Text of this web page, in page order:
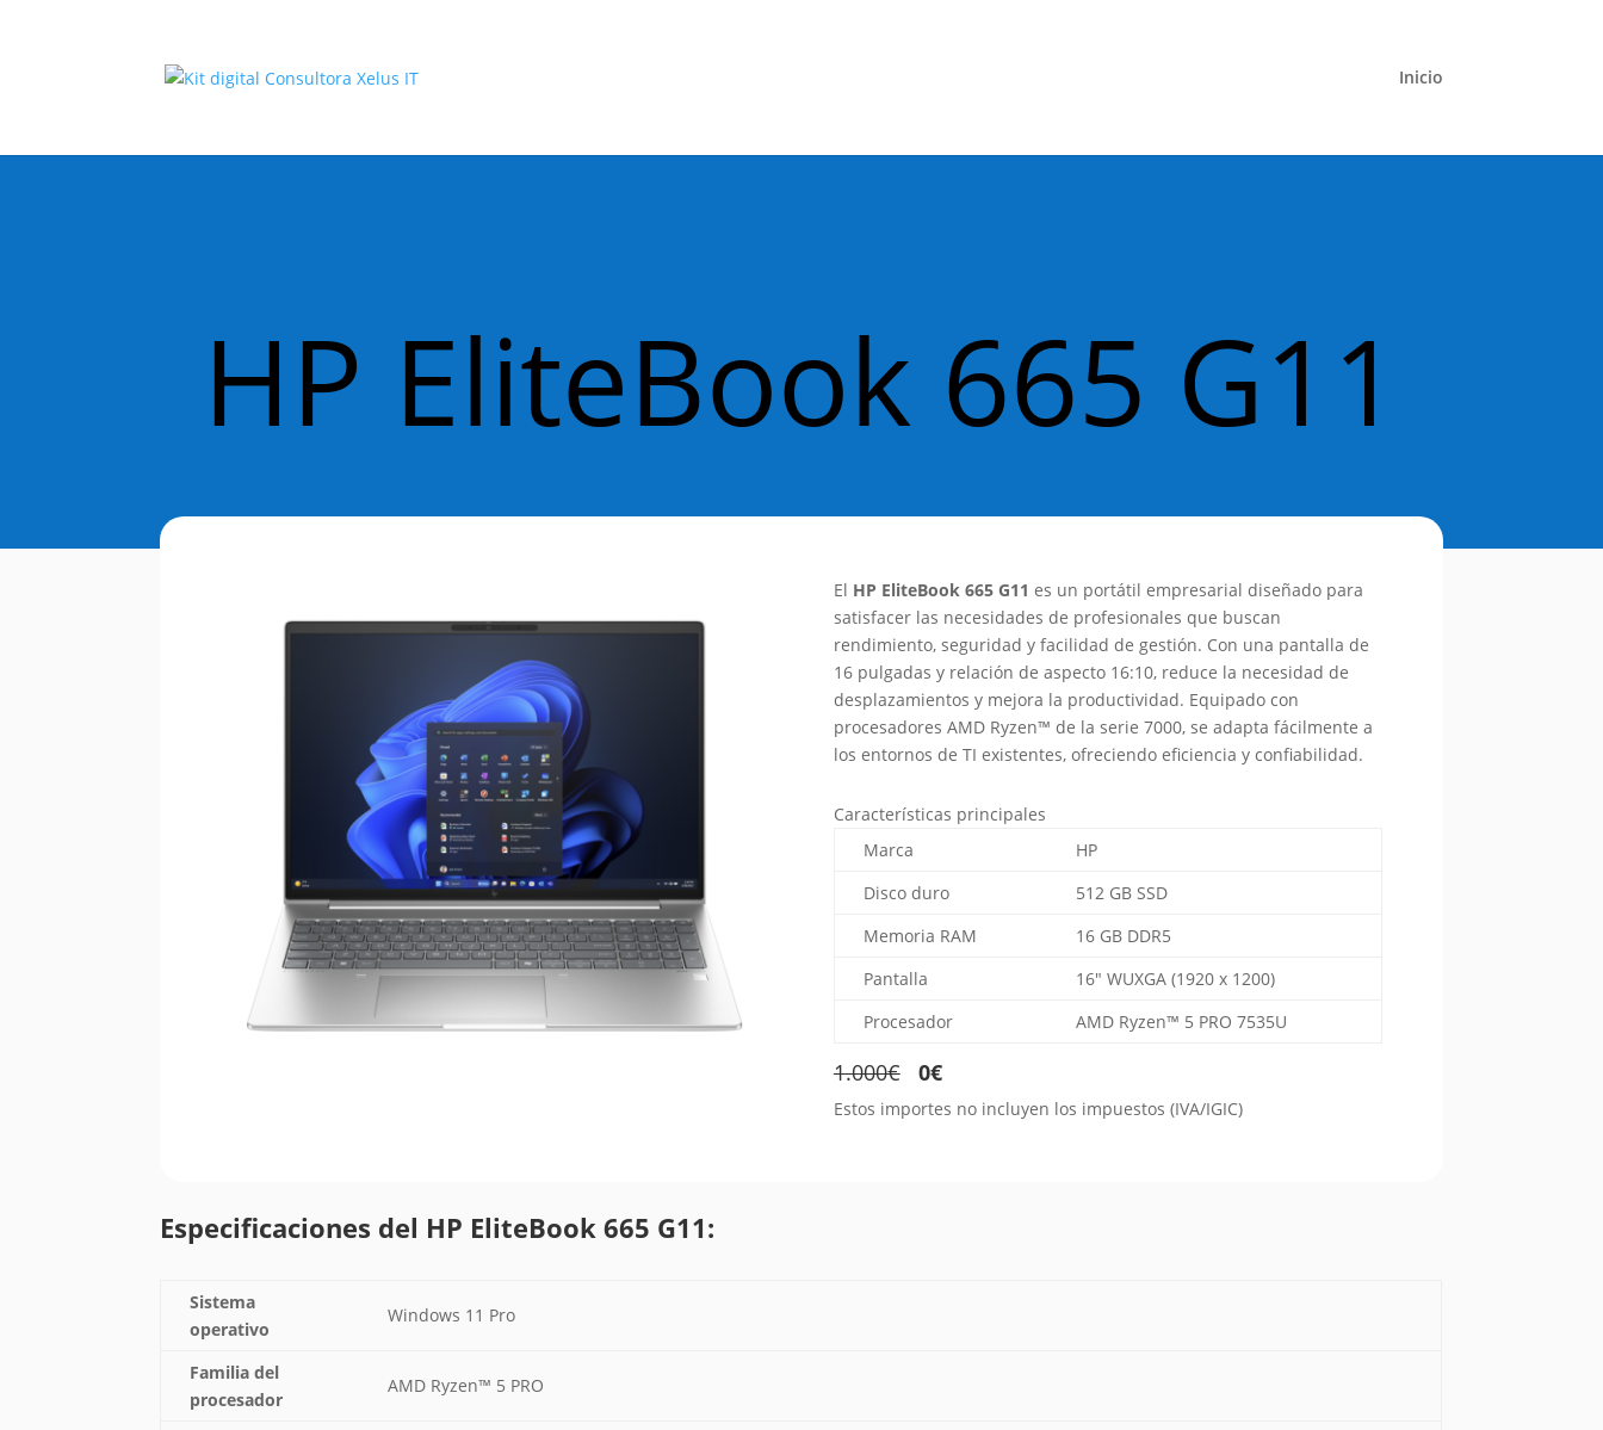
Inicio
HP EliteBook 665 G11
El HP EliteBook 665 G11 es un portátil empresarial diseñado para
satisfacer las necesidades de profesionales que buscan
rendimiento, seguridad y facilidad de gestión. Con una pantalla de
16 pulgadas y relación de aspecto 16:10, reduce la necesidad de
desplazamientos y mejora la productividad. Equipado con
procesadores AMD Ryzen™ de la serie 7000, se adapta fácilmente a
los entornos de TI existentes, ofreciendo eficiencia y confiabilidad.
Características principales
Marca
HP
Disco duro
512 GB SSD
Memoria RAM
16 GB DDR5
Pantalla
16″ WUXGA (1920 x 1200)
Procesador
AMD Ryzen™ 5 PRO 7535U
1.000€ 0€
Estos importes no incluyen los impuestos (IVA/IGIC)
Especificaciones del HP EliteBook 665 G11:
Sistema
operativo
Windows 11 Pro
Familia del
procesador
AMD Ryzen™ 5 PRO